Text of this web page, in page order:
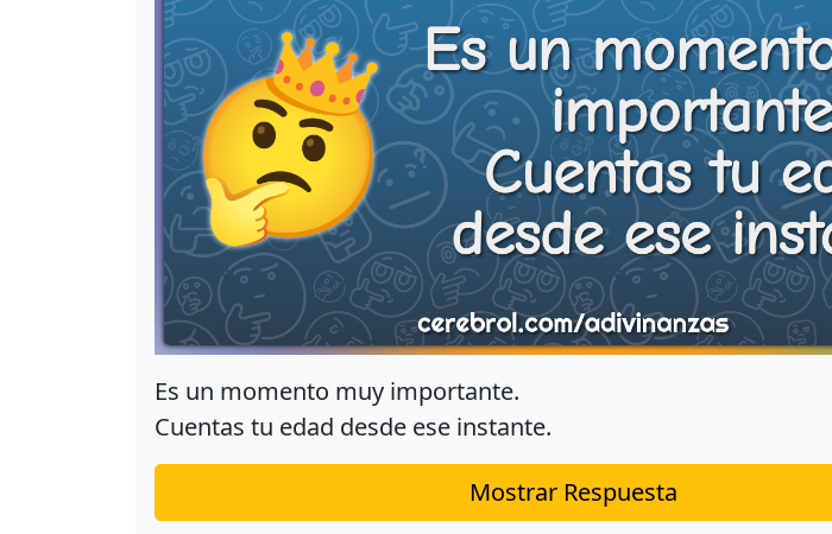
Es un momento muy importante.
Cuentas tu edad desde ese instante.
Mostrar Respuesta